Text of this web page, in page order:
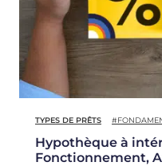
TYPES DE PRÊTS
Hypothèque à
Fonctionnement,